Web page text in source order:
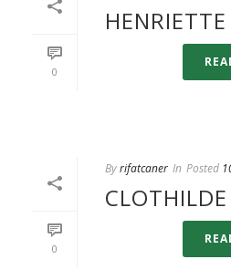
0
0
Byrifatcaner In Posted